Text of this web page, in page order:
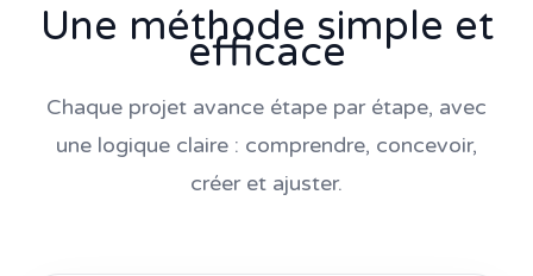
Une méthode simple et
efficace
Chaque projet avance étape par étape, avec
une logique claire : comprendre, concevoir,
créer et ajuster.